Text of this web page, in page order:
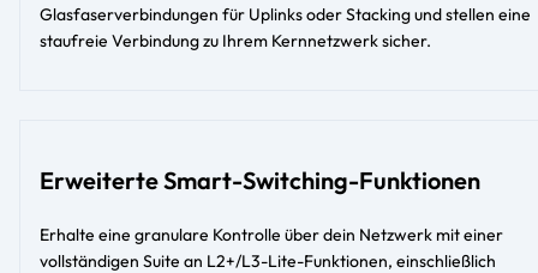
Glasfaserverbindungen für Uplinks oder Stacking und stellen eine
staufreie Verbindung zu Ihrem Kernnetzwerk sicher.
Erweiterte Smart-Switching-Funktionen
Erhalte eine granulare Kontrolle über dein Netzwerk mit einer
vollständigen Suite an L2+/L3-Lite-Funktionen, einschließlich